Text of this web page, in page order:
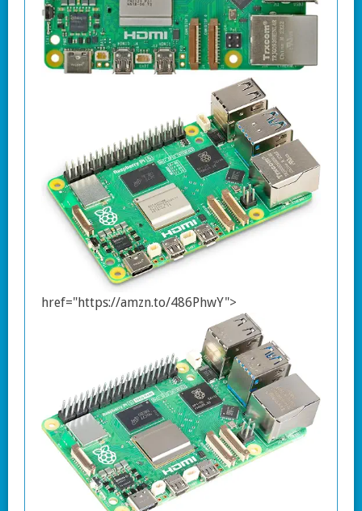
href="https://amzn.to/486PhwY">